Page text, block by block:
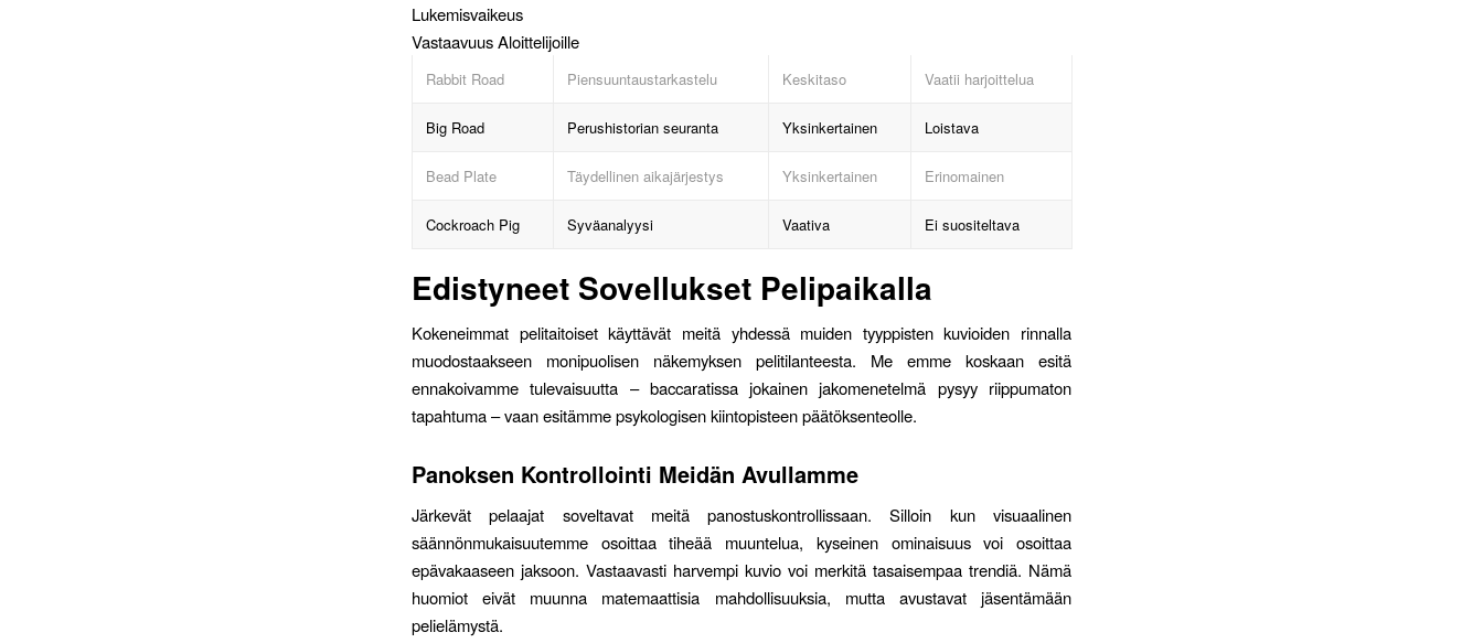
Lukemisvaikeus
Vastaavuus Aloittelijoille
Rabbit Road Piensuuntaustarkastelu Keskitaso Vaatii harjoittelua
Big Road Perushistorian seuranta Yksinkertainen Loistava
Bead Plate Täydellinen aikajärjestys Yksinkertainen Erinomainen
Cockroach Pig Syväanalyysi Vaativa Ei suositeltava
Edistyneet Sovellukset Pelipaikalla
Kokeneimmat pelitaitoiset käyttävät meitä yhdessä muiden tyyppisten kuvioiden rinnalla
muodostaakseen monipuolisen näkemyksen pelitilanteesta. Me emme koskaan esitä
ennakoivamme tulevaisuutta – baccaratissa jokainen jakomenetelmä pysyy riippumaton
tapahtuma – vaan esitämme psykologisen kiintopisteen päätöksenteolle.
Panoksen Kontrollointi Meidän Avullamme
Järkevät pelaajat soveltavat meitä panostuskontrollissaan. Silloin kun visuaalinen
säännönmukaisuutemme osoittaa tiheää muuntelua, kyseinen ominaisuus voi osoittaa
epävakaaseen jaksoon. Vastaavasti harvempi kuvio voi merkitä tasaisempaa trendiä. Nämä
huomiot eivät muunna matemaattisia mahdollisuuksia, mutta avustavat jäsentämään
pelielämystä.